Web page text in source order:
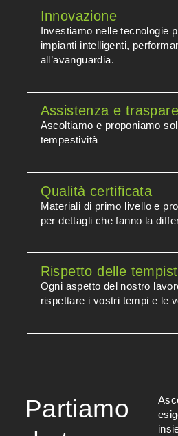
Innovazione
Investiamo nelle tecnologie
impianti intelligenti,
all’avanguardia.
Assistenza e
Ascoltiamo e proponiamo
tempestività
Qualità certificata
Materiali di primo livello e
per dettagli che fanno la
Rispetto delle
Ogni aspetto del nostro
rispettare i vostri tempi e le
Partiamo